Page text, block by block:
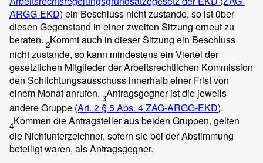
ARGG-EKD) ein Beschluss nicht zustande, so ist über
diesen Gegenstand in einer zweiten Sitzung erneut zu
beraten. 2Kommt auch in dieser Sitzung ein Beschluss
nicht zustande, so kann mindestens ein Viertel der
gesetzlichen Mitglieder der Arbeitsrechtlichen Kommission
den Schlichtungsausschuss innerhalb einer Frist von
einem Monat anrufen. 3Antragsgegner ist die jeweils
andere Gruppe (Art. 2 § 5 Abs. 4 ZAG-ARGG-EKD).
4Kommen die Antragsteller aus beiden Gruppen, gelten
die Nichtunterzeichner, sofern sie bei der Abstimmung
beteiligt waren, als Antragsgegner.